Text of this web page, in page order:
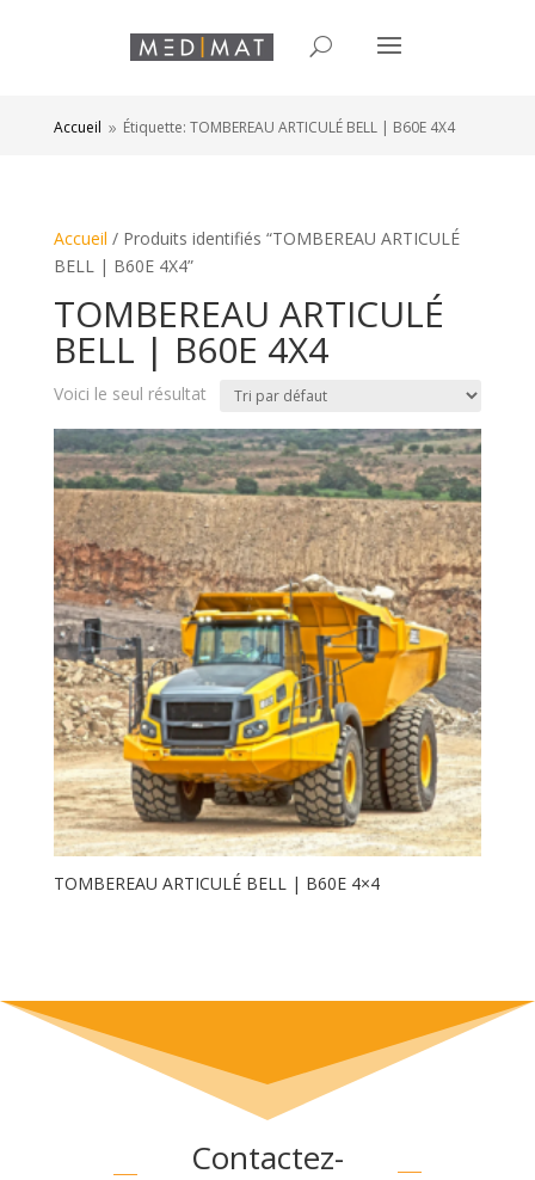
Accueil 9 Étiquette: TOMBEREAU ARTICULÉ BELL | B60E 4X4
Accueil / Produits identifiés “TOMBEREAU ARTICULÉ
BELL | B60E 4X4”
TOMBEREAU ARTICULÉ
BELL | B60E 4X4
Voici le seul résultat
TOMBEREAU ARTICULÉ BELL | B60E 4×4
Contactez-